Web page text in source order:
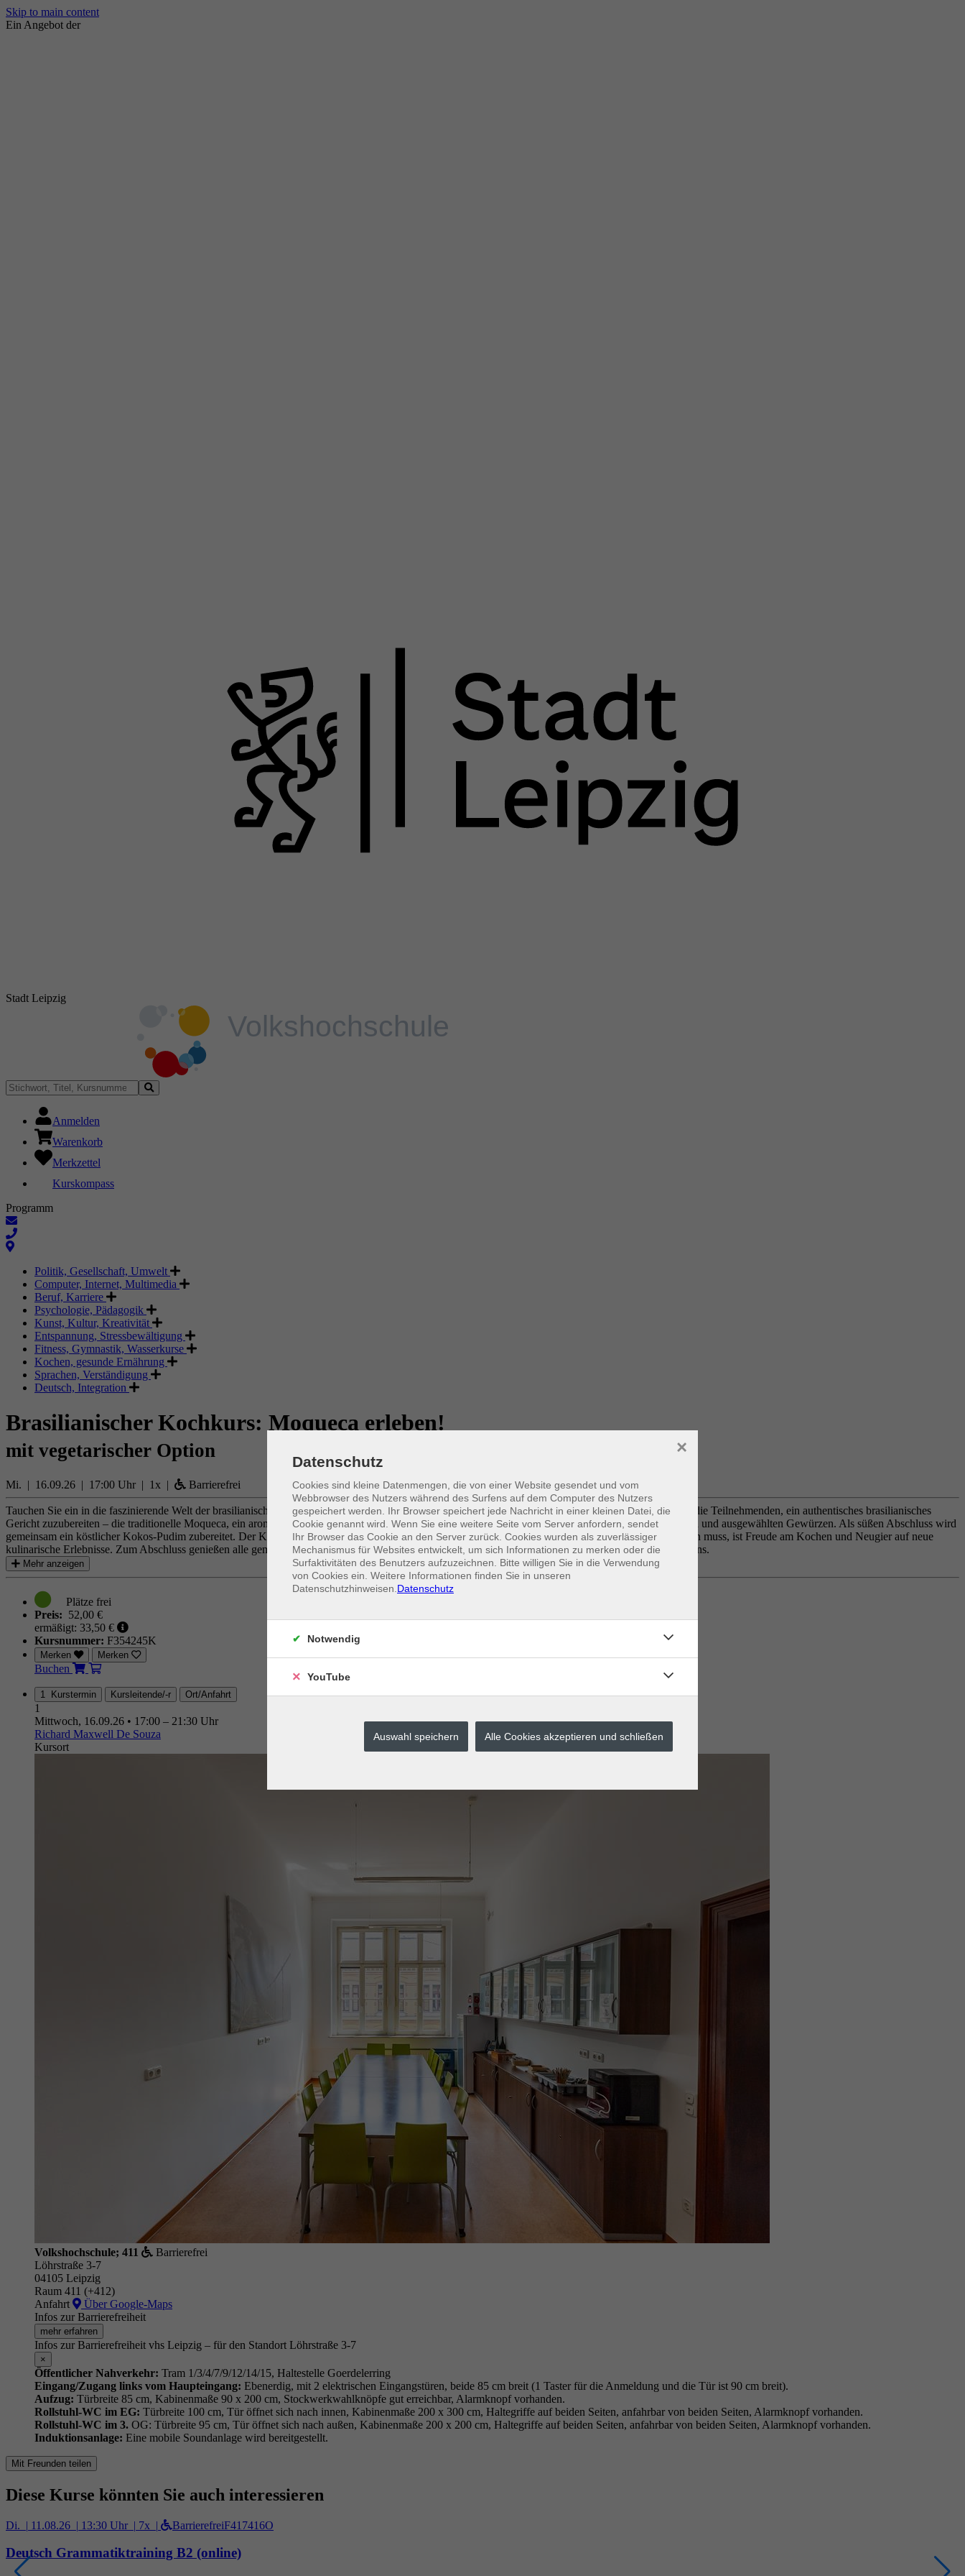
Skip to main content
Ein Angebot der
Stadt Leipzig
Anmelden
Warenkorb
Merkzettel
Kurskompass
Programm
Politik, Gesellschaft, Umwelt
Computer, Internet, Multimedia
Beruf, Karriere
Psychologie, Pädagogik
Kunst, Kultur, Kreativität
Entspannung, Stressbewältigung
Fitness, Gymnastik, Wasserkurse
Kochen, gesunde Ernährung
Sprachen, Verständigung
Deutsch, Integration
Brasilianischer Kochkurs: Moqueca erleben!
mit vegetarischer Option
Mi. | 16.09.26 | 17:00 Uhr | 1x | Barrierefrei
Tauchen Sie ein in die faszinierende Welt der brasilianischen Küche und entdecken Sie ihre Vielfalt und intensiven Aromen! In diesem Kochkurs lernen die Teilnehmenden, ein authentisches brasilianisches
Gericht zuzubereiten – die traditionelle Moqueca, ein aromatischer Fischeintopf aus dem Norden Brasiliens, verfeinert mit Kokosmilch, frischen Kräutern und ausgewählten Gewürzen. Als süßen Abschluss wird
gemeinsam ein köstlicher Kokos-Pudim zubereitet. Der Kurs richtet sich sowohl an Anfänger als auch an Fortgeschrittene. Alles, was mitgebracht werden muss, ist Freude am Kochen und Neugier auf neue
kulinarische Erlebnisse. Zum Abschluss genießen alle gemeinsam die zubereiteten Speisen und erhalten dabei einen Einblick in die reiche Kultur Brasiliens.
Mehr anzeigen
Preis: 52,00 €
ermäßigt: 33,50 €
Kursnummer: F354245K
Merken Merken
Buchen
1 Kurstermin Kursleitende/-r Ort/Anfahrt
1
Mittwoch, 16.09.26 • 17:00 – 21:30 Uhr
Richard Maxwell De Souza
Kursort
Volkshochschule; 411
Barrierefrei
Löhrstraße 3-7
04105 Leipzig
Raum 411 (+412)
Anfahrt
Über Google-Maps
Infos zur Barrierefreiheit
mehr erfahren
Infos zur Barrierefreiheit vhs Leipzig – für den Standort Löhrstraße 3-7
×
Öffentlicher Nahverkehr: Tram 1/3/4/7/9/12/14/15, Haltestelle Goerdelerring
Eingang/Zugang links vom Haupteingang: Ebenerdig, mit 2 elektrischen Eingangstüren, beide 85 cm breit (1 Taster für die Anmeldung und die Tür ist 90 cm breit).
Aufzug: Türbreite 85 cm, Kabinenmaße 90 x 200 cm, Stockwerkwahlknöpfe gut erreichbar, Alarmknopf vorhanden.
Rollstuhl-WC im EG: Türbreite 100 cm, Tür öffnet sich nach innen, Kabinenmaße 200 x 300 cm, Haltegriffe auf beiden Seiten, anfahrbar von beiden Seiten, Alarmknopf vorhanden.
Rollstuhl-WC im 3. OG: Türbreite 95 cm, Tür öffnet sich nach außen, Kabinenmaße 200 x 200 cm, Haltegriffe auf beiden Seiten, anfahrbar von beiden Seiten, Alarmknopf vorhanden.
Induktionsanlage: Eine mobile Soundanlage wird bereitgestellt.
Mit Freunden teilen
Diese Kurse könnten Sie auch interessieren
Di. | 11.08.26 | 13:30 Uhr | 7x | BarrierefreiF417416O
Deutsch Grammatiktraining B2 (online)
Datenschutz
Cookies sind kleine Datenmengen, die von einer Website gesendet und vom
Webbrowser des Nutzers während des Surfens auf dem Computer des Nutzers
gespeichert werden. Ihr Browser speichert jede Nachricht in einer kleinen Datei, die
Cookie genannt wird. Wenn Sie eine weitere Seite vom Server anfordern, sendet
Ihr Browser das Cookie an den Server zurück. Cookies wurden als zuverlässiger
Mechanismus für Websites entwickelt, um sich Informationen zu merken oder die
Surfaktivitäten des Benutzers aufzuzeichnen. Bitte willigen Sie in die Verwendung
von Cookies ein. Weitere Informationen finden Sie in unseren
Datenschutzhinweisen. Datenschutz
×
Notwendig
YouTube
Auswahl speichern Alle Cookies akzeptieren und schließen